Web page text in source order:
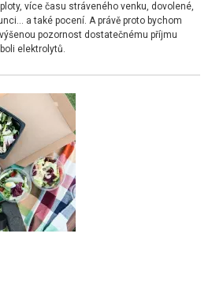
více času stráveného venku, dovolené,
a také pocení. A právě proto bychom
pozornost dostatečnému příjmu
elektrolytů.